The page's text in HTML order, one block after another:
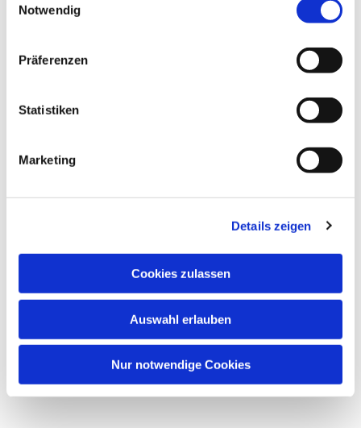
Notwendig
Präferenzen
Statistiken
Marketing
Details zeigen
Cookies zulassen
Auswahl erlauben
Nur notwendige Cookies